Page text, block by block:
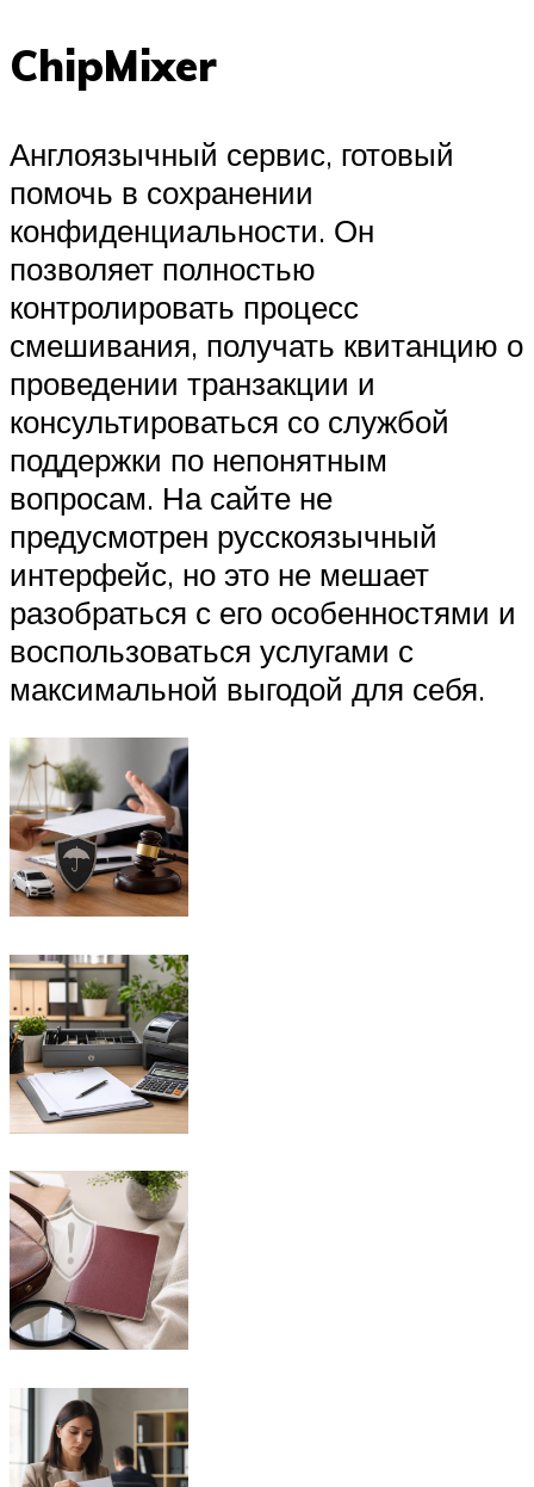
ChipMixer
Англоязычный сервис, готовый
помочь в сохранении
конфиденциальности. Он
позволяет полностью
контролировать процесс
смешивания, получать квитанцию о
проведении транзакции и
консультироваться со службой
поддержки по непонятным
вопросам. На сайте не
предусмотрен русскоязычный
интерфейс, но это не мешает
разобраться с его особенностями и
воспользоваться услугами с
максимальной выгодой для себя.